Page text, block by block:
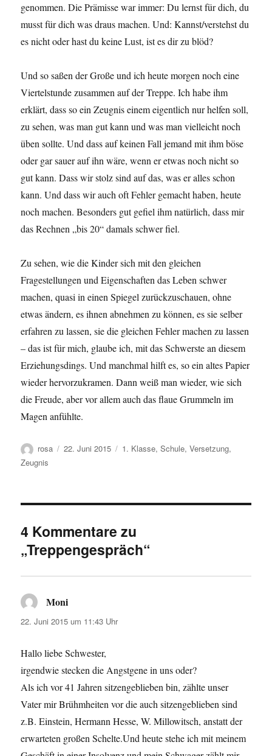
genommen. Die Prämisse war immer: Du lernst für dich, du
musst für dich was draus machen. Und: Kannst/verstehst du
es nicht oder hast du keine Lust, ist es dir zu blöd?
Und so saßen der Große und ich heute morgen noch eine
Viertelstunde zusammen auf der Treppe. Ich habe ihm
erklärt, dass so ein Zeugnis einem eigentlich nur helfen soll,
zu sehen, was man gut kann und was man vielleicht noch
üben sollte. Und dass auf keinen Fall jemand mit ihm böse
oder gar sauer auf ihn wäre, wenn er etwas noch nicht so
gut kann. Dass wir stolz sind auf das, was er alles schon
kann. Und dass wir auch oft Fehler gemacht haben, heute
noch machen. Besonders gut gefiel ihm natürlich, dass mir
das Rechnen „bis 20“ damals schwer fiel.
Zu sehen, wie die Kinder sich mit den gleichen
Fragestellungen und Eigenschaften das Leben schwer
machen, quasi in einen Spiegel zurückzuschauen, ohne
etwas ändern, es ihnen abnehmen zu können, es sie selber
erfahren zu lassen, sie die gleichen Fehler machen zu lassen
– das ist für mich, glaube ich, mit das Schwerste an diesem
Erziehungsdings. Und manchmal hilft es, so ein altes Papier
wieder hervorzukramen. Dann weiß man wieder, wie sich
die Freude, aber vor allem auch das flaue Grummeln im
Magen anfühlte.
Autor
rosa
Veröffentlicht
22. Juni 2015 Schlagwörter
1. Klasse,Schule,Versetzung,
Zeugnis
4 Kommentare zu
„Treppengespräch“
Moni
22. Juni 2015 um 11:43 Uhr
Hallo liebe Schwester,
irgendwie stecken die Angstgene in uns oder?
Als ich vor 41 Jahren sitzengeblieben bin, zählte unser
Vater mir Brühmheiten vor die auch sitzengeblieben sind
z.B. Einstein, Hermann Hesse, W. Millowitsch, anstatt der
erwarteten großen Schelte.Und heute stehe ich mit meinem